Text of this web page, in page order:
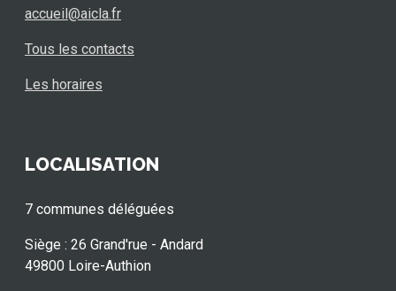
accueil@aicla.fr
Tous les contacts
Les horaires
LOCALISATION
7 communes déléguées
Siège : 26 Grand'rue - Andard
49800 Loire-Authion